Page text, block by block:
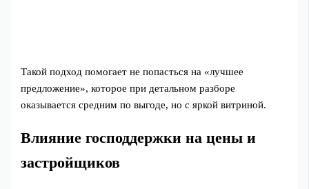
Такой подход помогает не попасться на «лучшее
предложение», которое при детальном разборе
оказывается средним по выгоде, но с яркой витриной.
Влияние господдержки на цены и
застройщиков